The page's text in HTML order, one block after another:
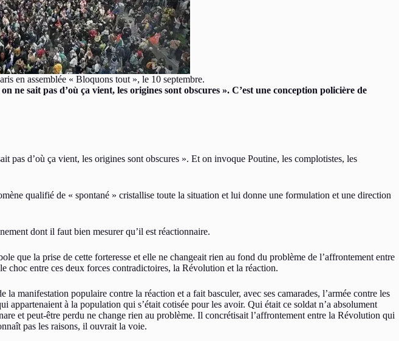
en assemblée « Bloquons tout », le 10 septembre.
sait pas d’où ça vient, les origines sont obscures ». C’est une conception policière de
pas d’où ça vient, les origines sont obscures ». Et on invoque Poutine, les complotistes, les
qualifié de « spontané » cristallise toute la situation et lui donne une formulation et une direction
dont il faut bien mesurer qu’il est réactionnaire.
que la prise de cette forteresse et elle ne changeait rien au fond du problème de l’affrontement entre
choc entre ces deux forces contradictoires, la Révolution et la réaction.
manifestation populaire contre la réaction et a fait basculer, avec ses camarades, l’armée contre les
appartenaient à la population qui s’était cotisée pour les avoir. Qui était ce soldat n’a absolument
et peut-être perdu ne change rien au problème. Il concrétisait l’affrontement entre la Révolution qui
pas les raisons, il ouvrait la voie.